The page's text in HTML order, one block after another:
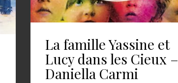
La famille Yassine et
Lucy dans les Cieux –
Daniella Carmi